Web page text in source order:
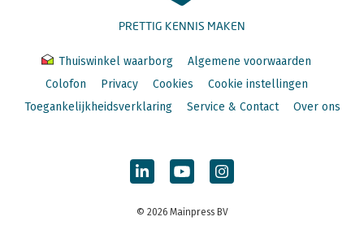
PRETTIG KENNIS MAKEN
Thuiswinkel waarborg
Algemene voorwaarden
Colofon
Privacy Cookies
Cookie instellingen
Toegankelijkheidsverklaring
Service & Contact Over ons
© 2026 Mainpress BV